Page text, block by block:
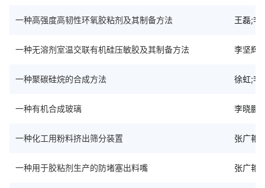
一种高强度高韧性环氧胶粘剂及其制备方法 王磊;李
一种无溶剂室温交联有机硅压敏胶及其制备方法 李坚辉;
一种聚碳硅烷的合成方法 徐虹;李
一种有机合成玻璃 李晓鹏
一种化工用粉料挤出筛分装置 张广艳;
一种用于胶粘剂生产的防堵塞出料嘴 张广艳;